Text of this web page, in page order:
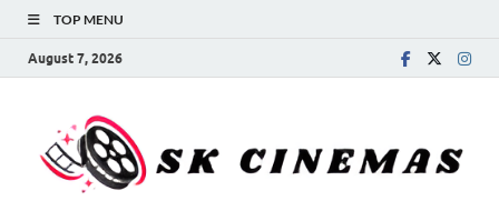
TOP MENU
August 7, 2026